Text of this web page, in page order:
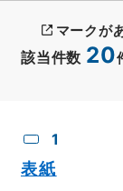
該当件数 20
マークが
1
表紙